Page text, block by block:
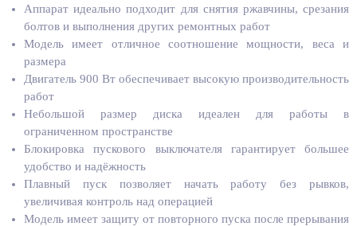
Аппарат идеально подходит для снятия ржавчины, срезания
болтов и выполнения других ремонтных работ
Модель имеет отличное соотношение мощности, веса и
размера
Двигатель 900 Вт обеспечивает высокую производительность
работ
Небольшой размер диска идеален для работы в
ограниченном пространстве
Блокировка пускового выключателя гарантирует большее
удобство и надёжность
Плавный пуск позволяет начать работу без рывков,
увеличивая контроль над операцией
Модель имеет защиту от повторного пуска после прерывания